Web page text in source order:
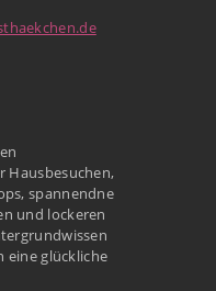
Hausbesuchen,
spannendne
und lockeren
eine glückliche